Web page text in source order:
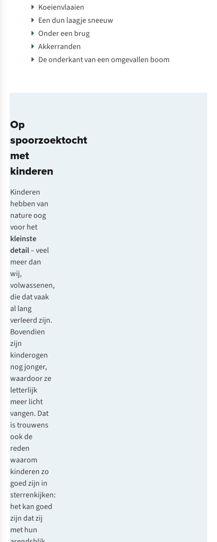
Koeienvlaaien
Een dun laagje sneeuw
Onder een brug
Akkerranden
De onderkant van een omgevallen boom
Op
spoorzoektocht
met
kinderen
Kinderen
hebben van
nature oog
voor het
kleinste
detail– veel
meer dan
wij,
volwassenen,
die dat vaak
al lang
verleerd zijn.
Bovendien
zijn
kinderogen
nog jonger,
waardoor ze
letterlijk
meer licht
vangen. Dat
is trouwens
ook de
reden
waarom
kinderen zo
goed zijn in
sterrenkijken:
het kan goed
zijn dat zij
met hun